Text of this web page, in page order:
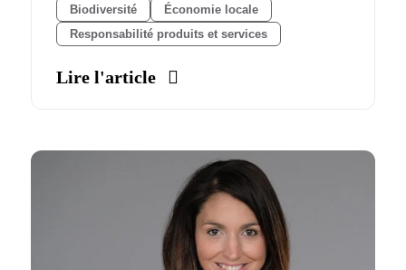
Biodiversité
Économie locale
Responsabilité produits et services
Lire l'article